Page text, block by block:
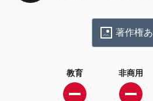
著作権あ
教育 非商用